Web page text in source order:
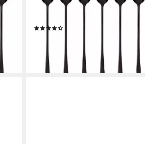
Limolöffel, Edelstahl, Serie
Königstein
lieferbar - in 2-3 Werktagen bei dir